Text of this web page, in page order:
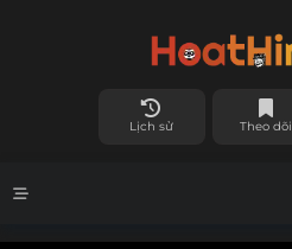
Lịch sử Theo dõi